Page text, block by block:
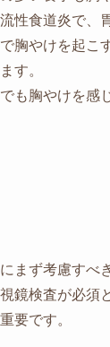
性食道炎で、
胸やけを起こ
す。
も胸やけを感
まず考慮すべ
鏡検査が必須
要です。